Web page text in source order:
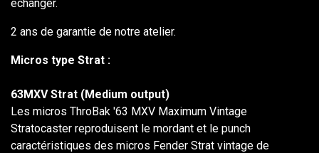
échanger.
2 ans de garantie de notre atelier.
Micros type Strat :
63MXV Strat (Medium output)
Les micros ThroBak '63 MXV Maximum Vintage
Stratocaster reproduisent le mordant et le punch
caractéristiques des micros Fender Strat vintage de